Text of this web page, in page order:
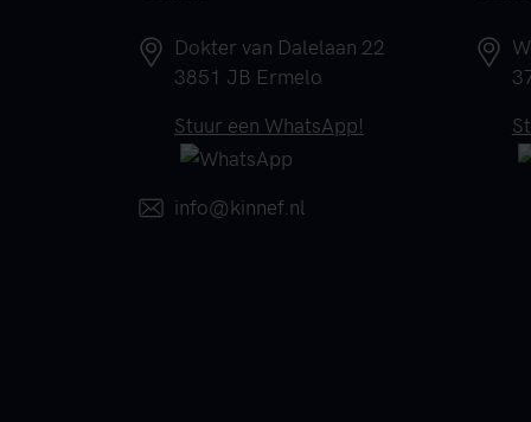
Adres
Dokter van Dalelaan 22
3851 JB Ermelo
Telefoonnummer
Stuur een WhatsApp!
E-mail
info@kinnef.nl